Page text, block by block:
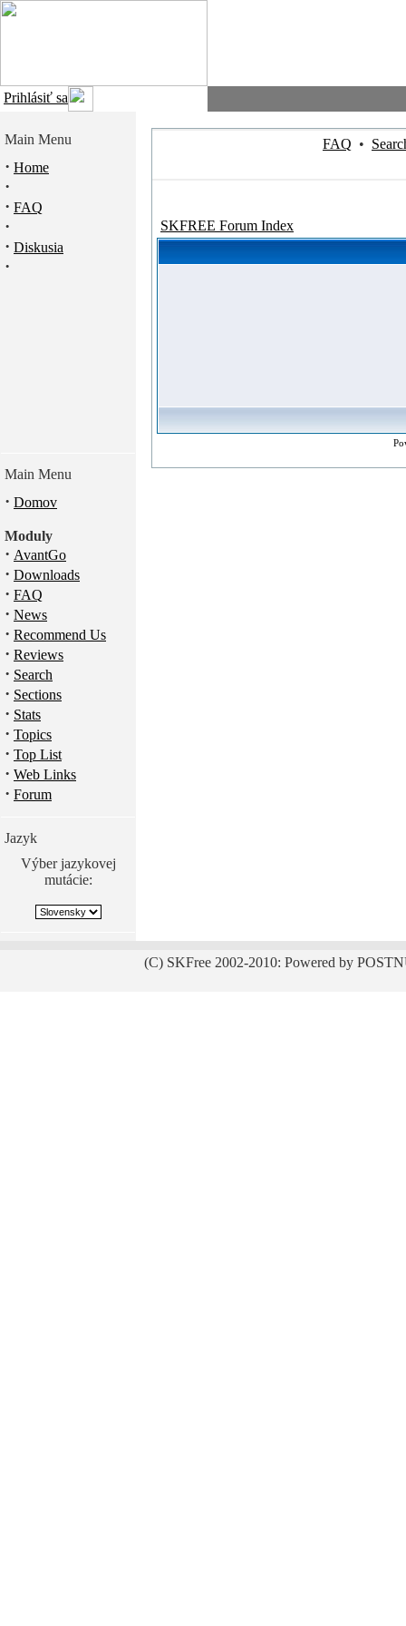
Prihlásiť sa
Main Menu
· Home
·
· FAQ
·
· Diskusia
·
Main Menu
· Domov
Moduly
· AvantGo
· Downloads
· FAQ
· News
· Recommend Us
· Reviews
· Search
· Sections
· Stats
· Topics
· Top List
· Web Links
· Forum
Jazyk
Výber jazykovej
mutácie:
FAQ •
SKFREE Forum Index
(C) SKFree 2002-2010: Powered by